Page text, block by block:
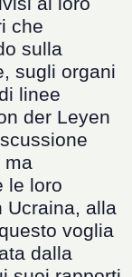
che
sulla
sugli organi
linee
der Leyen
ma
le loro
Ucraina, alla
voglia
dalla